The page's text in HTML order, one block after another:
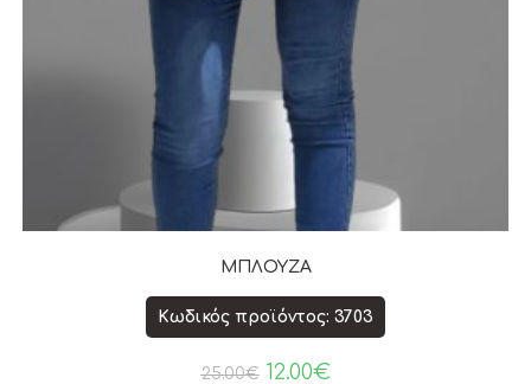
ΜΠΛΟΥΖΑ
Κωδικός προϊόντος: 3703
25.00€ 12.00€